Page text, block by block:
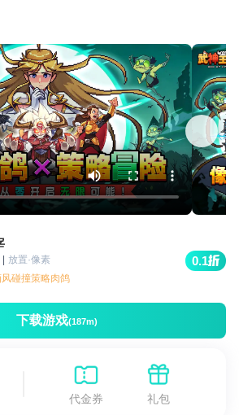
| 放置·像素
碰撞策略肉鸽
0.1
下载游戏(187m)
代金券 礼包